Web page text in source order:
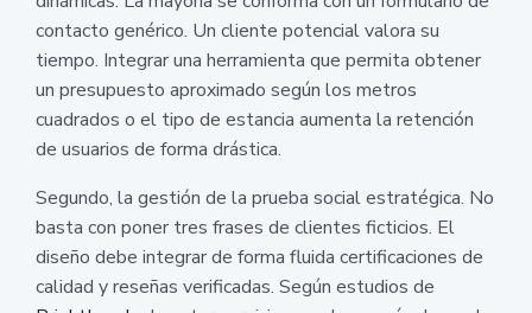
contacto genérico. Un cliente potencial valora su
tiempo. Integrar una herramienta que permita obtener
un presupuesto aproximado según los metros
cuadrados o el tipo de estancia aumenta la retención
de usuarios de forma drástica.
Segundo, la gestión de la prueba social estratégica. No
basta con poner tres frases de clientes ficticios. El
diseño debe integrar de forma fluida certificaciones de
calidad y reseñas verificadas. Según estudios de